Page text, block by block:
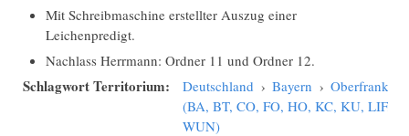
Mit Schreibmaschine erstellter Auszug einer
Leichenpredigt.
Nachlass Herrmann: Ordner 11 und Ordner 12.
Schlagwort Territorium: Deutschland › Bayern › Oberfranken
(BA, BT, CO, FO, HO, KC, KU, LIF,
WUN)